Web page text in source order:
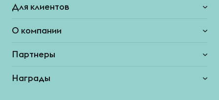
Для клиентов
О компании
Партнеры
Награды